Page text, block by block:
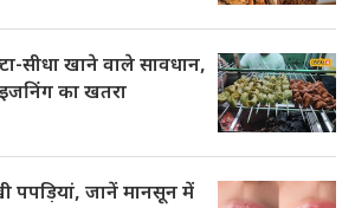
सीधा खाने वाले सावधान,
का खतरा
पपड़ियां, जानें मानसून में